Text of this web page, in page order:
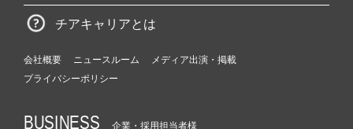
チアキャリアとは
会社概要 ニュースルーム
メディア出演・掲載
プライバシーポリシー
BUSINESS 企業・採用担当者様